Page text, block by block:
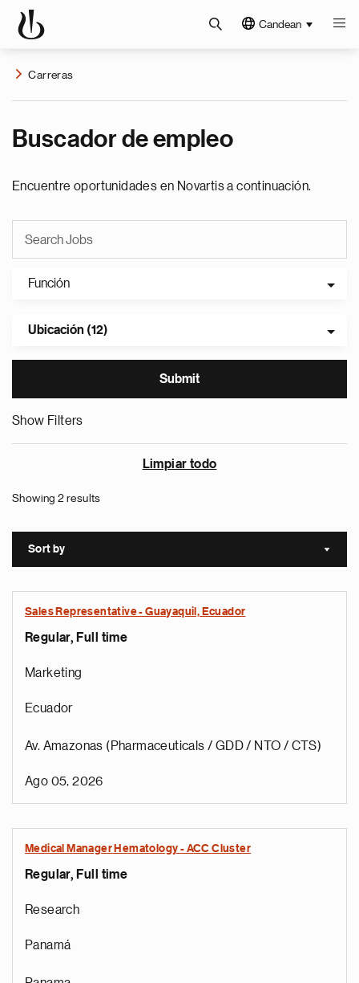
Candean
Carreras
Buscador de empleo
Encuentre oportunidades en Novartis a continuación.
Función
Ubicación (12)
Show Filters
Limpiar todo
Showing 2 results
Sort by Sort
Sales Representative - Guayaquil, Ecuador
Regular, Full time
Marketing
Ecuador
Av. Amazonas (Pharmaceuticals / GDD / NTO / CTS)
Ago 05, 2026
Medical Manager Hematology - ACC Cluster
Regular, Full time
Research
Panamá